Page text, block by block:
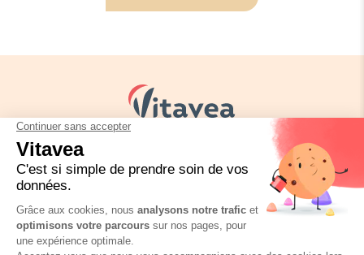
Nos conseils
FAQ
Mentions légales
Politique de confidentialité